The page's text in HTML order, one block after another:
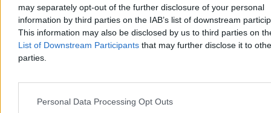
may separately opt-out of the further disclosure of your personal
information by third parties on the IAB’s list of downstream
This information may also be disclosed by us to third parties on
List of Downstream Participants that may further disclose it to
parties.
Personal Data Processing Opt Outs